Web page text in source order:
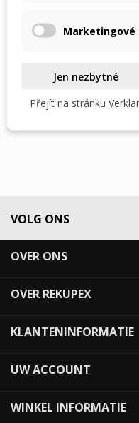
VOLG ONS
OVER ONS
OVER REKUPEX
KLANTENINFORMATIE
UW ACCOUNT
WINKEL INFORMATIE
Marketingové
Jen nezbytné
Přejít na stránku